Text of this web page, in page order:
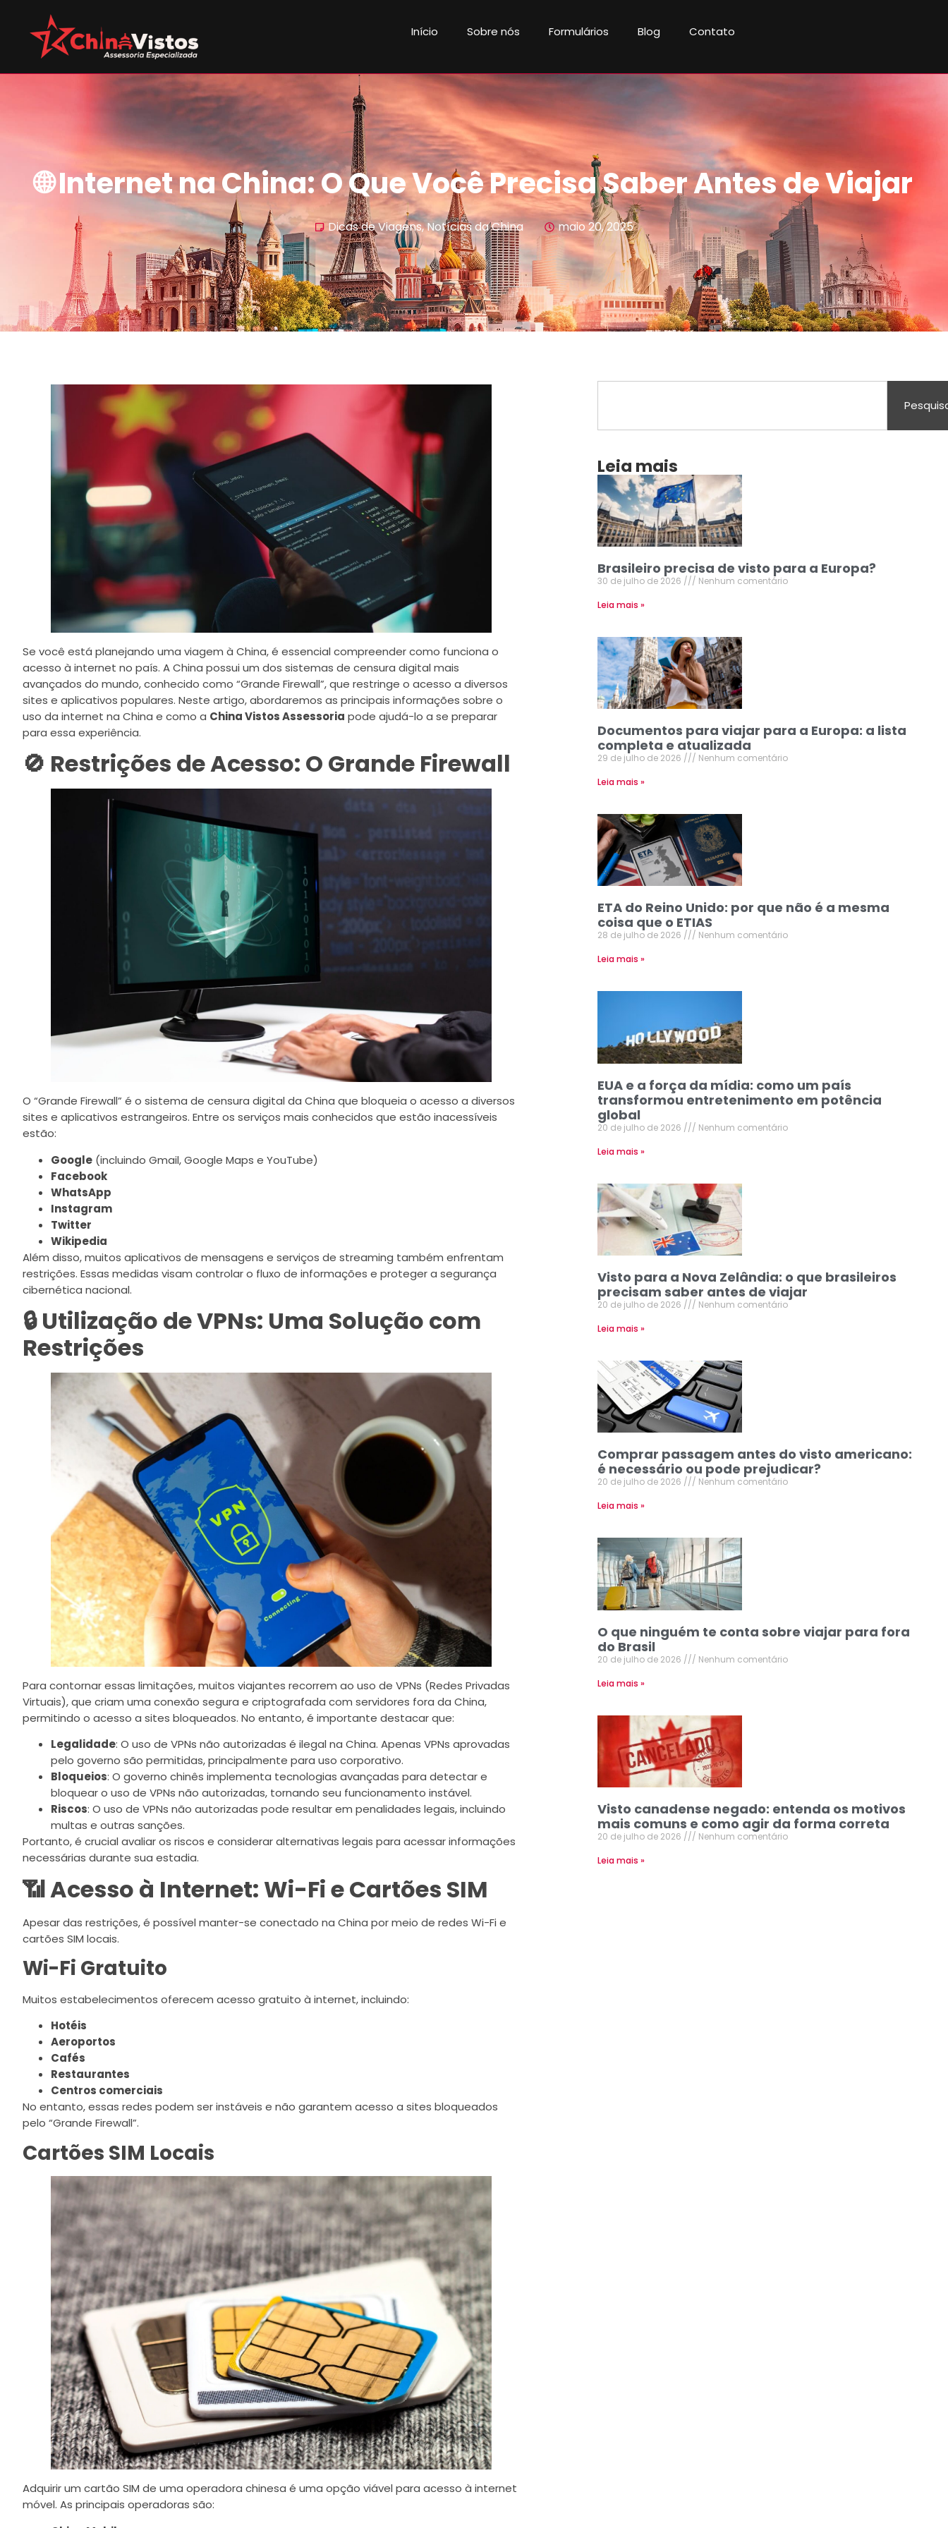
Início Sobre nós Formulários Blog Contato
🌐 Internet na China: O Que Você Precisa Saber Antes de Viajar
Dicas de Viagens,Notícias da China maio 20, 2025
Leia mais
Brasileiro precisa de visto para a Europa?
30 de julho de 2026
Nenhum comentário
Leia mais »
Documentos para viajar para a Europa: a lista
completa e atualizada
29 de julho de 2026
Nenhum comentário
Leia mais »
ETA do Reino Unido: por que não é a mesma
coisa que o ETIAS
28 de julho de 2026
Nenhum comentário
Leia mais »
EUA e a força da mídia: como um país
transformou entretenimento em potência
global
20 de julho de 2026
Nenhum comentário
Leia mais »
Visto para a Nova Zelândia: o que brasileiros
precisam saber antes de viajar
20 de julho de 2026
Nenhum comentário
Leia mais »
Comprar passagem antes do visto americano:
é necessário ou pode prejudicar?
20 de julho de 2026
Nenhum comentário
Leia mais »
O que ninguém te conta sobre viajar para fora
do Brasil
20 de julho de 2026
Nenhum comentário
Leia mais »
Visto canadense negado: entenda os motivos
mais comuns e como agir da forma correta
20 de julho de 2026
Nenhum comentário
Leia mais »
Se você está planejando uma viagem à China, é essencial compreender como funciona o
acesso à internet no país. A China possui um dos sistemas de censura digital mais
avançados do mundo, conhecido como “Grande Firewall”, que restringe o acesso a diversos
sites e aplicativos populares. Neste artigo, abordaremos as principais informações sobre o
uso da internet na China e como a China Vistos Assessoria pode ajudá-lo a se preparar
para essa experiência.
🚫 Restrições de Acesso: O Grande Firewall
O “Grande Firewall” é o sistema de censura digital da China que bloqueia o acesso a diversos
sites e aplicativos estrangeiros. Entre os serviços mais conhecidos que estão inacessíveis
estão:
Google (incluindo Gmail, Google Maps e YouTube)
Facebook
WhatsApp
Instagram
Twitter
Wikipedia
Além disso, muitos aplicativos de mensagens e serviços de streaming também enfrentam
restrições. Essas medidas visam controlar o fluxo de informações e proteger a segurança
cibernética nacional.
🔒 Utilização de VPNs: Uma Solução com
Restrições
Para contornar essas limitações, muitos viajantes recorrem ao uso de VPNs (Redes Privadas
Virtuais), que criam uma conexão segura e criptografada com servidores fora da China,
permitindo o acesso a sites bloqueados. No entanto, é importante destacar que:
Legalidade: O uso de VPNs não autorizadas é ilegal na China. Apenas VPNs aprovadas
pelo governo são permitidas, principalmente para uso corporativo.
Bloqueios: O governo chinês implementa tecnologias avançadas para detectar e
bloquear o uso de VPNs não autorizadas, tornando seu funcionamento instável.
Riscos: O uso de VPNs não autorizadas pode resultar em penalidades legais, incluindo
multas e outras sanções.
Portanto, é crucial avaliar os riscos e considerar alternativas legais para acessar informações
necessárias durante sua estadia.
📶 Acesso à Internet: Wi-Fi e Cartões SIM
Apesar das restrições, é possível manter-se conectado na China por meio de redes Wi-Fi e
cartões SIM locais.
Wi-Fi Gratuito
Muitos estabelecimentos oferecem acesso gratuito à internet, incluindo:
Hotéis
Aeroportos
Cafés
Restaurantes
Centros comerciais
No entanto, essas redes podem ser instáveis e não garantem acesso a sites bloqueados
pelo “Grande Firewall”.
Cartões SIM Locais
Adquirir um cartão SIM de uma operadora chinesa é uma opção viável para acesso à internet
móvel. As principais operadoras são: